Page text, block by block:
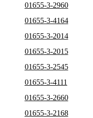
01655-3-2960
01655-3-4164
01655-3-2014
01655-3-2015
01655-3-2545
01655-3-4111
01655-3-2660
01655-3-2168